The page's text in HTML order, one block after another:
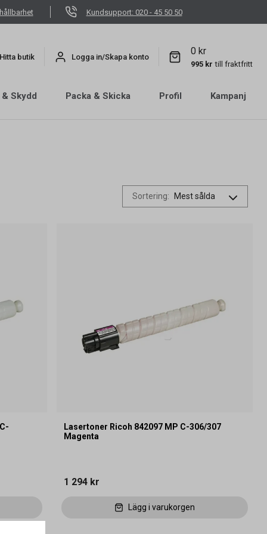
Kundsupport: 020 - 45 50 50
Hitta butik Logga in/Skapa konto
0 kr
995 kr till fraktfritt
Skydd Packa & Skicka Profil Kampanj
Sortering:
Lasertoner Ricoh 842097 MP C-306/307
Magenta
1 294 kr
Lägg i varukorgen